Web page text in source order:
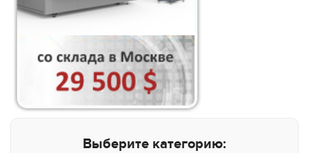
Выберите категорию: